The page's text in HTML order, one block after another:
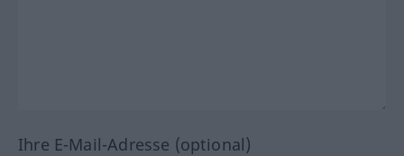
Ihre E-Mail-Adresse (optional)